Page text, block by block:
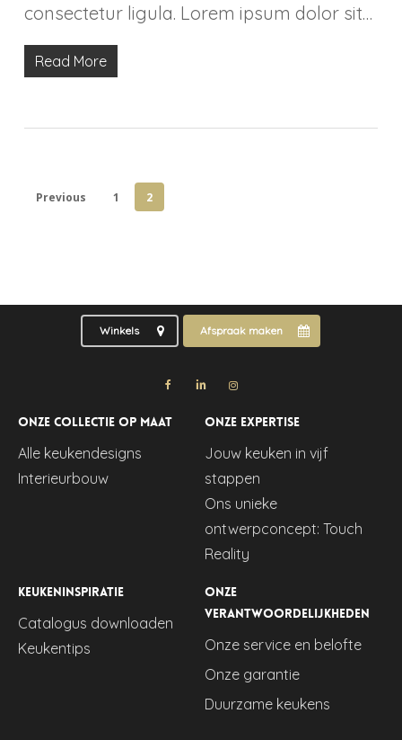
consectetur ligula. Lorem ipsum dolor sit…
Read More
Previous 1 2
Winkels Afspraak maken
Onze collectie op maat
Alle keukendesigns
Interieurbouw
Onze expertise
Jouw keuken in vijf
stappen
Ons unieke
ontwerpconcept: Touch
Reality
Keukeninspiratie
Catalogus downloaden
Keukentips
Onze
verantwoordelijkheden
Onze service en belofte
Onze garantie
Duurzame keukens